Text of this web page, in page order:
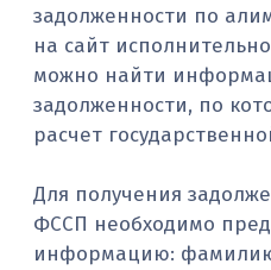
задолженности по
на сайт
можно найти
задолженности, по
расчет
Для получения
ФССП необходимо
информацию: